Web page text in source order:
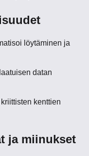
löytäminen ja
datan
kenttien
ja miinukset